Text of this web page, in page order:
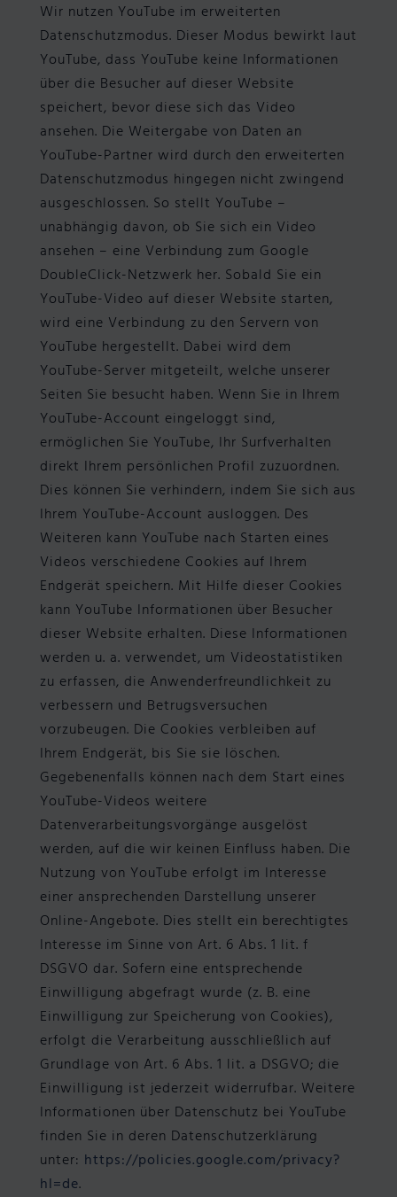
Wir nutzen YouTube im erweiterten
Datenschutzmodus. Dieser Modus bewirkt laut
YouTube, dass YouTube keine Informationen
über die Besucher auf dieser Website
speichert, bevor diese sich das Video
ansehen. Die Weitergabe von Daten an
YouTube-Partner wird durch den erweiterten
Datenschutzmodus hingegen nicht zwingend
ausgeschlossen. So stellt YouTube –
unabhängig davon, ob Sie sich ein Video
ansehen – eine Verbindung zum Google
DoubleClick-Netzwerk her. Sobald Sie ein
YouTube-Video auf dieser Website starten,
wird eine Verbindung zu den Servern von
YouTube hergestellt. Dabei wird dem
YouTube-Server mitgeteilt, welche unserer
Seiten Sie besucht haben. Wenn Sie in Ihrem
YouTube-Account eingeloggt sind,
ermöglichen Sie YouTube, Ihr Surfverhalten
direkt Ihrem persönlichen Profil zuzuordnen.
Dies können Sie verhindern, indem Sie sich aus
Ihrem YouTube-Account ausloggen. Des
Weiteren kann YouTube nach Starten eines
Videos verschiedene Cookies auf Ihrem
Endgerät speichern. Mit Hilfe dieser Cookies
kann YouTube Informationen über Besucher
dieser Website erhalten. Diese Informationen
werden u. a. verwendet, um Videostatistiken
zu erfassen, die Anwenderfreundlichkeit zu
verbessern und Betrugsversuchen
vorzubeugen. Die Cookies verbleiben auf
Ihrem Endgerät, bis Sie sie löschen.
Gegebenenfalls können nach dem Start eines
YouTube-Videos weitere
Datenverarbeitungsvorgänge ausgelöst
werden, auf die wir keinen Einfluss haben. Die
Nutzung von YouTube erfolgt im Interesse
einer ansprechenden Darstellung unserer
Online-Angebote. Dies stellt ein berechtigtes
Interesse im Sinne von Art. 6 Abs. 1 lit. f
DSGVO dar. Sofern eine entsprechende
Einwilligung abgefragt wurde (z. B. eine
Einwilligung zur Speicherung von Cookies),
erfolgt die Verarbeitung ausschließlich auf
Grundlage von Art. 6 Abs. 1 lit. a DSGVO; die
Einwilligung ist jederzeit widerrufbar. Weitere
Informationen über Datenschutz bei YouTube
finden Sie in deren Datenschutzerklärung
unter: https://policies.google.com/privacy?
hl=de.